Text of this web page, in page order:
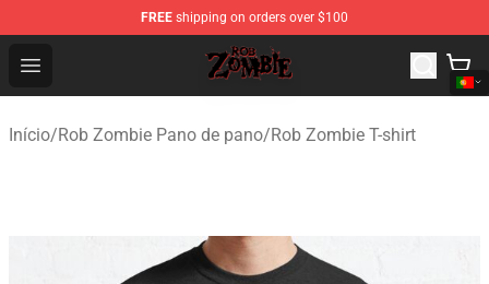
FREE shipping on orders over $100
Open menu
Rob Zombie Shop - Official Rob Zombie Merchandise
Início/Rob Zombie Pano de pano/Rob Zombie T-shirt